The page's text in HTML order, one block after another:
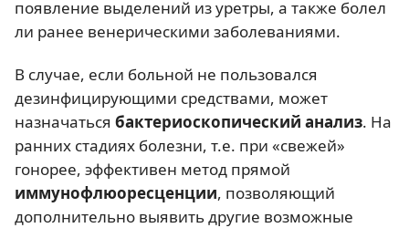
появление выделений из уретры, а также болел
ли ранее венерическими заболеваниями.
В случае, если больной не пользовался
дезинфицирующими средствами, может
назначаться бактериоскопический анализ. На
ранних стадиях болезни, т.е. при «свежей»
гонорее, эффективен метод прямой
иммунофлюоресценции, позволяющий
дополнительно выявить другие возможные